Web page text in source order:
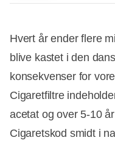
Hvert år ender flere
blive kastet i den
konsekvenser for
Cigaretfiltre
acetat og over 5-10
Cigaretskod smidt i